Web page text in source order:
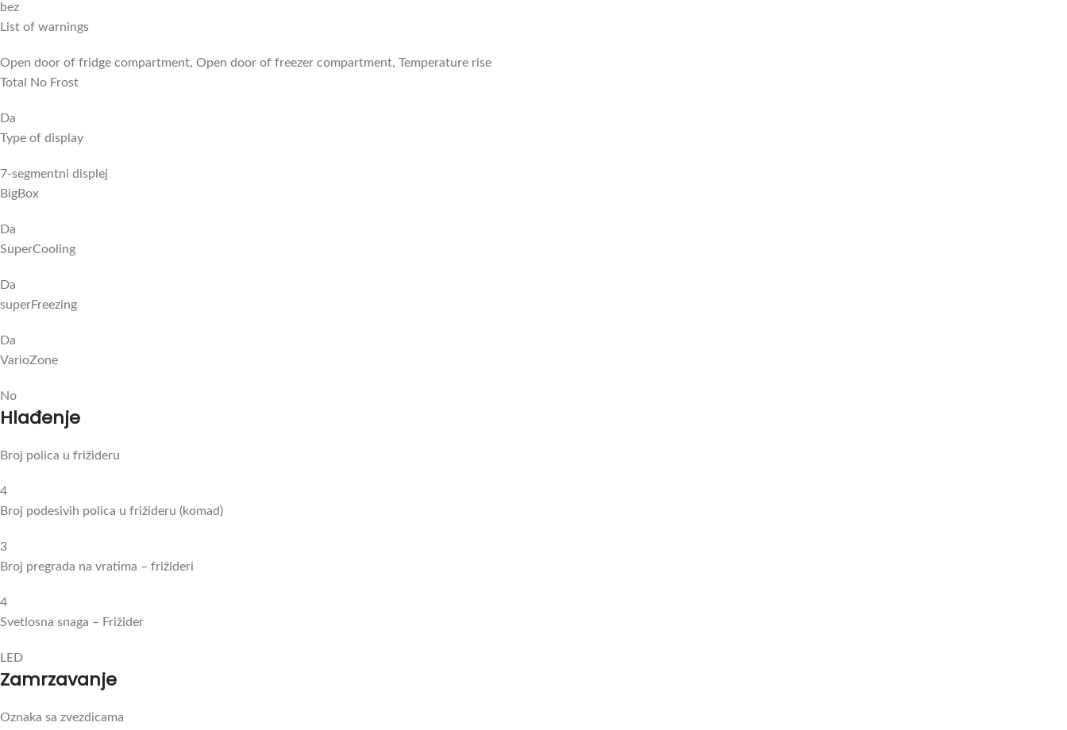
bez
List of warnings
Open door of fridge compartment, Open door of freezer compartment, Temperature rise
Total No Frost
Da
Type of display
7-segmentni displej
BigBox
Da
SuperCooling
Da
superFreezing
Da
VarioZone
No
Hlađenje
Broj polica u frižideru
4
Broj podesivih polica u frižideru (komad)
3
Broj pregrada na vratima – frižideri
4
Svetlosna snaga – Frižider
LED
Zamrzavanje
Oznaka sa zvezdicama